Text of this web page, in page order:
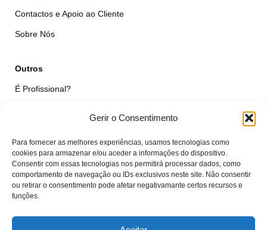
Gerir o Consentimento
Para fornecer as melhores experiências, usamos tecnologias como
cookies para armazenar e/ou aceder a informações do dispositivo.
Consentir com essas tecnologias nos permitirá processar dados, como
comportamento de navegação ou IDs exclusivos neste site. Não consentir
ou retirar o consentimento pode afetar negativamante certos recursos e
funções.
Contactos e Apoio ao Cliente
Sobre Nós
Outros
É Profissional?
Qualidade das Peças
Minha Conta